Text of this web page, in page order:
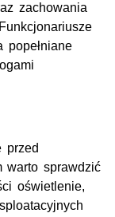
zachowania
popełniane
przed
warto sprawdzić
oświetlenie,